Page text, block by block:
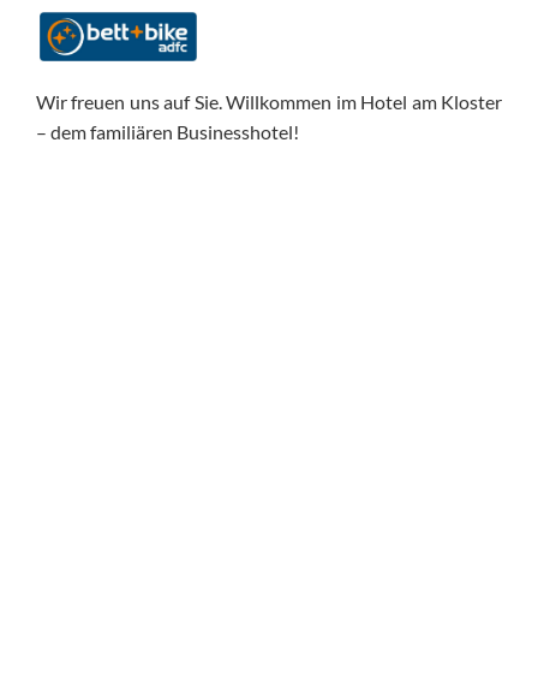
Wir freuen uns auf Sie. Willkommen im Hotel am Kloster
– dem familiären Businesshotel!